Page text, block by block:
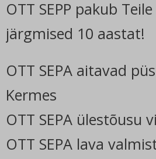
OTT SEPP pakub
järgmised 10 aastat!
OTT SEPA aitavad
Kermes
OTT SEPA ülestõusu
OTT SEPA lava